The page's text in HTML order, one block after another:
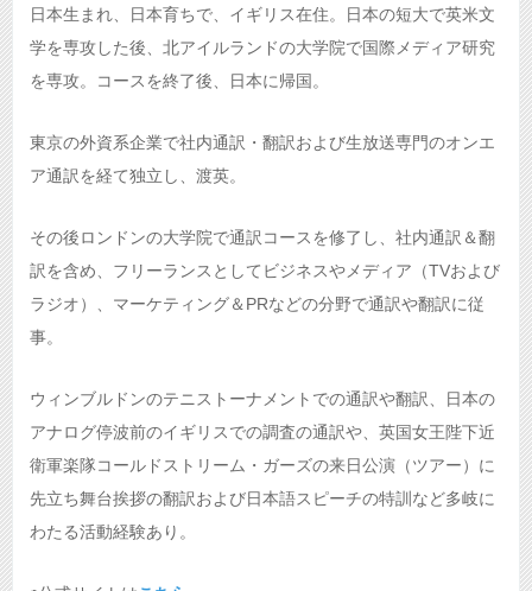
日本生まれ、日本育ちで、イギリス在住。日本の短大で英米文
学を専攻した後、北アイルランドの大学院で国際メディア研究
を専攻。コースを終了後、日本に帰国。
東京の外資系企業で社内通訳・翻訳および生放送専門のオンエ
ア通訳を経て独立し、渡英。
その後ロンドンの大学院で通訳コースを修了し、社内通訳＆翻
訳を含め、フリーランスとしてビジネスやメディア（TVおよび
ラジオ）、マーケティング＆PRなどの分野で通訳や翻訳に従
事。
ウィンブルドンのテニストーナメントでの通訳や翻訳、日本の
アナログ停波前のイギリスでの調査の通訳や、英国女王陛下近
衛軍楽隊コールドストリーム・ガーズの来日公演（ツアー）に
先立ち舞台挨拶の翻訳および日本語スピーチの特訓など多岐に
わたる活動経験あり。